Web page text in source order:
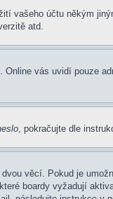
vašeho účtu někým
atd.
Online vás uvidí pouze
, pokračujte dle
věcí. Pokud je
boardy vyžadují